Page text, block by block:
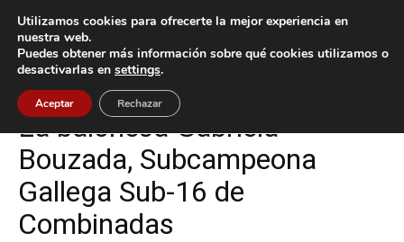
Inicio Baiona
Baiona Deportes
La baionesa Gabriela
Bouzada, Subcampeona
Gallega Sub-16 de
Combinadas
Utilizamos cookies para ofrecerte la mejor experiencia en
nuestra web.
Puedes obtener más información sobre qué cookies utilizamos o
desactivarlas en settings.
Aceptar Rechazar